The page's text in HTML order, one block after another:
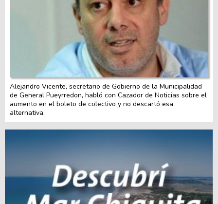
Alejandro Vicente, secretario de Gobierno de la Municipalidad
de General Pueyrredon, habló con Cazador de Noticias sobre el
aumento en el boleto de colectivo y no descartó esa
alternativa.